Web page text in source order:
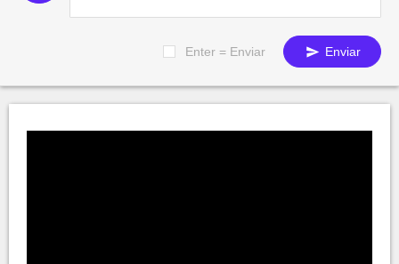
Enter = Enviar Enviar